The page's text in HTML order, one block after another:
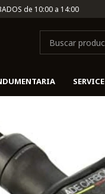
SERVICE
de 10:00 a 14:00